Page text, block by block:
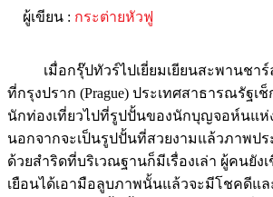
ผู้เขียน : กระต่ายหัวฟู
เมื่อกรุ๊ปทัวร์ไปเยี่ยมเยียนสะพานชาร์ลส์
ที่กรุงปราก (Prague) ประเทศสาธารณรัฐเ
นักท่องเที่ยวไปที่รูปปั้นของนักบุญจอห์นแห่
นอกจากจะเป็นรูปปั้นที่สวยงามแล้วภาพป
ด้วยสำริดที่บริเวณฐานก็มีเรื่องเล่า ผู้คนยัง
เยือนได้เอามือลูบภาพนั้นแล้วจะมีโชคดีแล